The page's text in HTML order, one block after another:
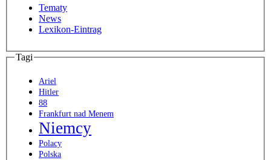
Tematy
News
Lexikon-Eintrag
Tagi
Ariel
Hitler
88
Frankfurt nad Menem
Niemcy
Polacy
Polska